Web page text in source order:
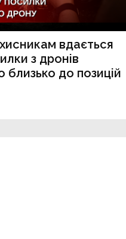
вдається
з дронів
близько до позицій